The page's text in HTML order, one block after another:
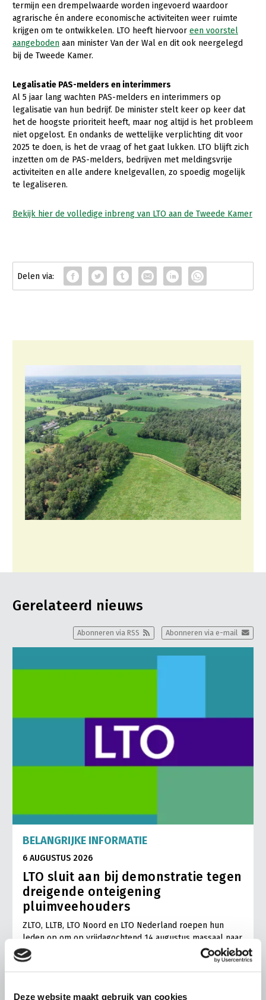
Deze website maakt gebruik van cookies
Pluimveehouderij
Schapenhouderij
Varkenshouderij
Vleesveehouderij
Plant
Akkerbouw
Biologische Landbouw
Bollenteelt
Bomen, vaste planten en zomerbloemen
Fruitteelt
Vollegrondsgroente
Multifunctionele landbouw
Multifunctioneel
Vrouw en Bedrijf
Onderwerpen
Nieuws
Webinars
LTO Nederland
Mensen
Contact
termijn een drempelwaarde worden ingevoerd waardoor
agrarische én andere economische activiteiten weer ruimte
krijgen om te ontwikkelen. LTO heeft hiervoor een voorstel
aangeboden aan minister Van der Wal en dit ook neergelegd
bij de Tweede Kamer.
Legalisatie PAS-melders en interimmers
Al 5 jaar lang wachten PAS-melders en interimmers op
legalisatie van hun bedrijf. De minister stelt keer op keer dat
het de hoogste prioriteit heeft, maar nog altijd is het probleem
niet opgelost. En ondanks de wettelijke verplichting dit voor
2025 te doen, is het de vraag of het gaat lukken. LTO blijft zich
inzetten om de PAS-melders, bedrijven met meldingsvrije
activiteiten en alle andere knelgevallen, zo spoedig mogelijk
te legaliseren.
Bekijk hier de volledige inbreng van LTO aan de Tweede Kamer
Gerelateerd nieuws
Abonneren via e-mail
Abonneren via RSS
BELANGRIJKE INFORMATIE
6 AUGUSTUS 2026
LTO sluit aan bij demonstratie tegen
dreigende onteigening
pluimveehouders
ZLTO, LLTB, LTO Noord en LTO Nederland roepen hun
leden op om op vrijdagochtend 14 augustus massaal naar
het voorplein van het provinciehuis in Den Bosch te
komen…